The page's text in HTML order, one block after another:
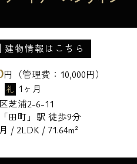
建物情報はこちら
円（管理費： 10,000円）
礼 1ヶ月
芝浦2-6-11
田町」駅 徒歩9分
/ 2LDK / 71.64m²